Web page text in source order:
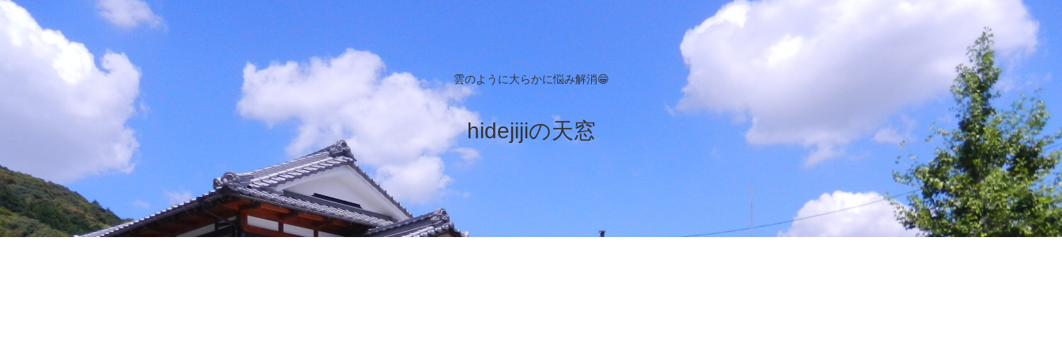
雲のように大らかに悩み解消😁
hidejijiの天窓